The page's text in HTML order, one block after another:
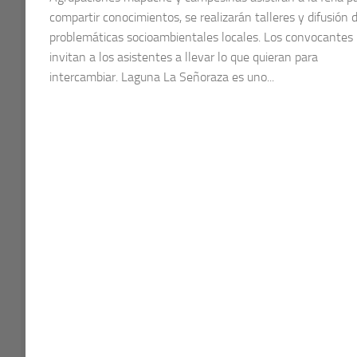
compartir conocimientos, se realizarán talleres y difusión
problemáticas socioambientales locales. Los convocantes
invitan a los asistentes a llevar lo que quieran para
intercambiar. Laguna La Señoraza es uno...